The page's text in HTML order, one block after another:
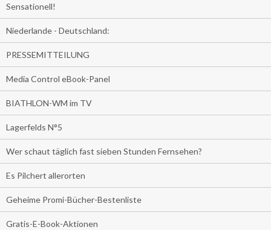
Sensationell!
Niederlande - Deutschland:
PRESSEMITTEILUNG
Media Control eBook-Panel
BIATHLON-WM im TV
Lagerfelds N°5
Wer schaut täglich fast sieben Stunden Fernsehen?
Es Pilchert allerorten
Geheime Promi-Bücher-Bestenliste
Gratis-E-Book-Aktionen